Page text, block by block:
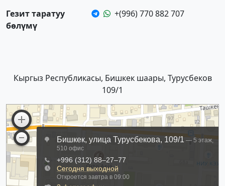
Гезит таратуу
бөлүмү
+(996) 770 882 707
Кыргыз Республикасы, Бишкек шаары, Турусбеков
109/1